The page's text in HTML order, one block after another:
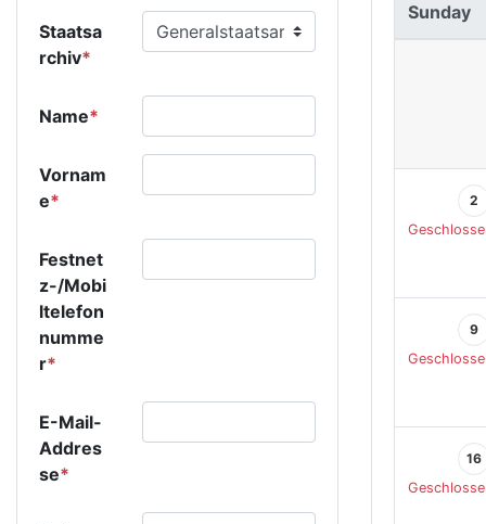
Staatsa
rchiv*
Name*
Vornam
e*
Festnet
z-/Mobi
ltelefon
numme
r*
E-Mail-
Addres
se*
Sunday
2
9
16